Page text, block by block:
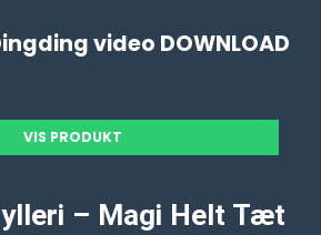
video DOWNLOAD
VIS PRODUKT
– Magi Helt Tæt